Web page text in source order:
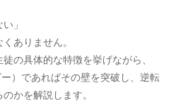
」
ありません。
の具体的な特徴を挙げながら、
）であればその壁を突破し、逆転
かを解説します。